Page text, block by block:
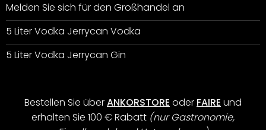
Melden Sie sich für den Großhandel an
5 Liter Vodka Jerrycan Vodka
5 Liter Vodka Jerrycan Gin
Bestellen Sie überANKORSTORE oder FAIRE und
erhalten Sie 100 € Rabatt (nur Gastronomie,